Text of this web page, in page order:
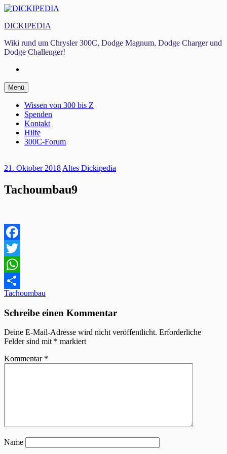
Zum
springen
DICKIPEDIA
Wiki rund um Chrysler 300C, Dodge Magnum, Dodge Charger und
Dodge Challenger!
Menü Zum
Inhalt
springen
Wissen von 300 bis Z
Spenden
Kontakt
Hilfe
300C-Forum
21. Oktober 2018 Altes Dickipedia
Tachoumbau9
Facebook
Twitter
WhatsApp
Teilen
Beitragsnavigation
Tachoumbau
Schreibe einen Kommentar
Deine E-Mail-Adresse wird nicht veröffentlicht. Erforderliche
Felder sind mit * markiert
Kommentar *
Name